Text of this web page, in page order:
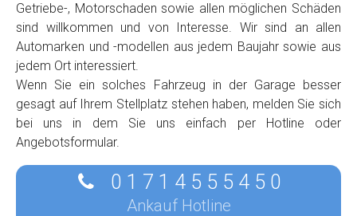
Getriebe-, Motorschaden sowie allen möglichen Schäden
sind willkommen und von Interesse. Wir sind an allen
Automarken und -modellen aus jedem Baujahr sowie aus
jedem Ort interessiert.
Wenn Sie ein solches Fahrzeug in der Garage besser
gesagt auf Ihrem Stellplatz stehen haben, melden Sie sich
bei uns in dem Sie uns einfach per Hotline oder
Angebotsformular.
0 1 7 1 4 5 5 5 4 5 0
Ankauf Hotline